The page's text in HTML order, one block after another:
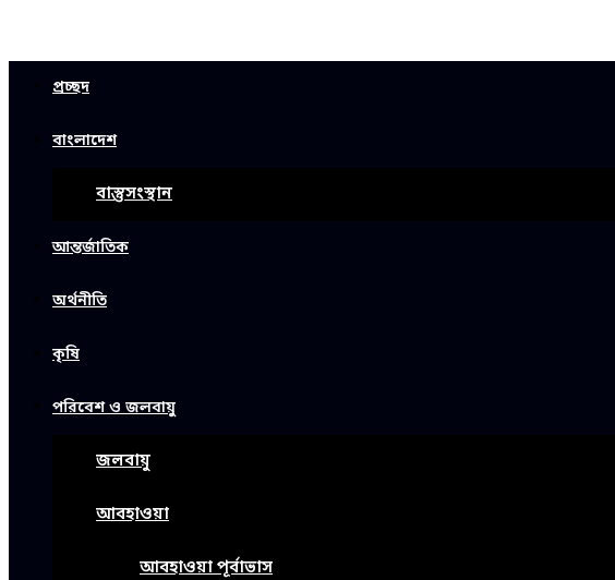
প্রচ্ছদ
বাংলাদেশ
বাস্তুসংস্থান
আন্তর্জাতিক
অর্থনীতি
কৃষি
পরিবেশ ও জলবায়ু
জলবায়ু
আবহাওয়া
আবহাওয়া পূর্বাভাস